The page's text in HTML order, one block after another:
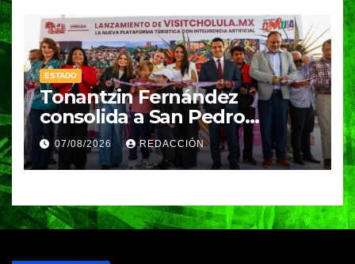
ESTADO
Tonantzin Fernández
consolida a San Pedro
Cholula como referente en
turismo inteligente
07/08/2026 REDACCIÓN